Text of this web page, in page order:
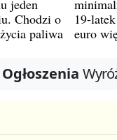
jeden
Chodzi o
paliwa
19-
euro